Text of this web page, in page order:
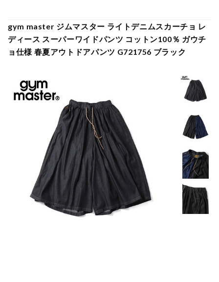
gym master ジムマスター ライトデニムスカーチョ レ
ディース スーパーワイドパンツ コットン100％ ガウチ
ョ仕様 春夏アウトドアパンツ G721756 ブラック